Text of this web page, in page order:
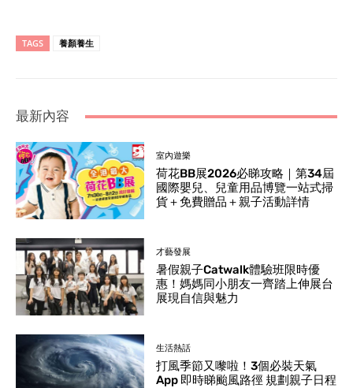
TAGS 養顏養生
最新內容
室內遊樂
荷花BB展2026必睇攻略｜第34屆
國際嬰兒、兒童用品博覽一站式掃
貨＋免費贈品＋親子活動詳情
才藝發展
暑假親子Catwalk體驗班限時優
惠！媽媽同小朋友一齊踏上伸展台
展現自信與魅力
生活熱話
打風季節又嚟啦！3個必裝天氣
App 即時睇颱風路徑 規劃親子日程